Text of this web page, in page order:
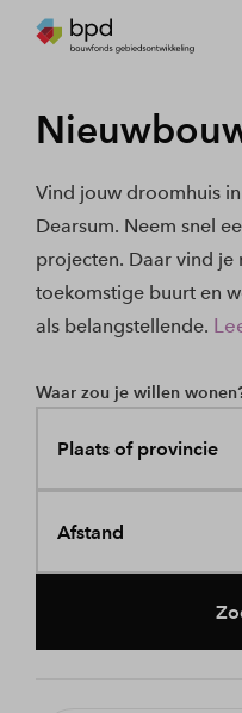
Vind jouw droomhuis
Dearsum. Neem snel
projecten. Daar vind
toekomstige buurt en
als belangstellende.
Waar zou je willen
Plaats of provincie
Afstand